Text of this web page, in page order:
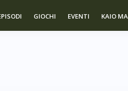
GIOCHI EVENTI KAIO